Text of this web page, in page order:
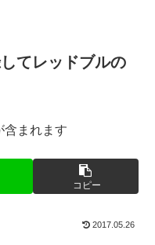
てレッドブルの
まれます
コピー
2017.05.26